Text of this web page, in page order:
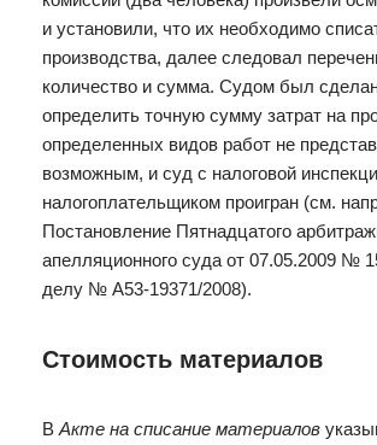
и установили, что их необходимо
производства, далее следовал
количество и сумма. Судом был
определить точную сумму затрат на
определенных видов работ не
возможным, и суд с налоговой
налогоплательщиком проигран (см.
Постановление Пятнадцатого
апелляционного суда от 07.05.2009 №
делу № А53-19371/2008).
Стоимость материалов
В Акте на списание материалов